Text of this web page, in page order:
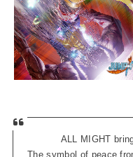
ALL MIGHT
The symbol of peace